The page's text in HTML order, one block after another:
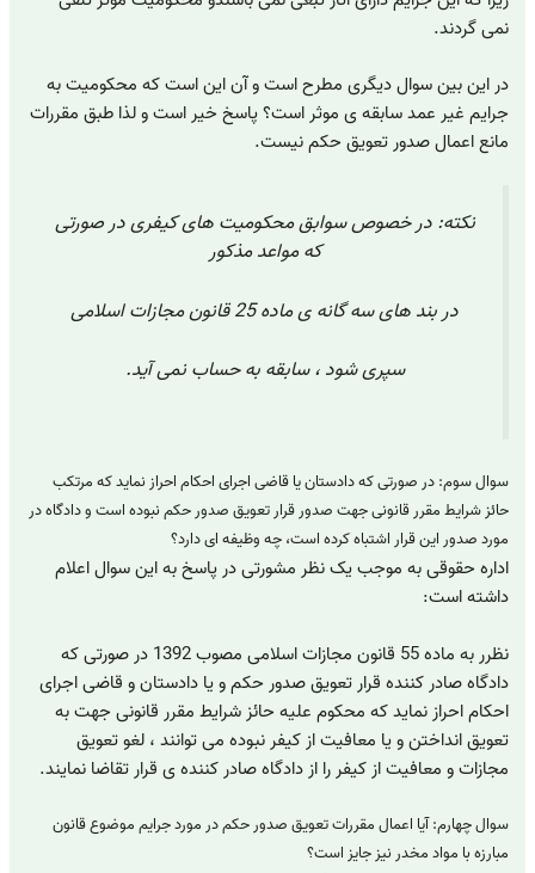
نمی گردند.
در این بین سوال دیگری مطرح است و آن این است که محکومیت به
جرایم غیر عمد سابقه ی موثر است؟ پاسخ خیر است و لذا طبق مقررات
مانع اعمال صدور تعویق حکم نیست.
نکته: در خصوص سوابق محکومیت های کیفری در صورتی
که مواعد مذکور
در بند های سه گانه ی ماده 25 قانون مجازات اسلامی
سپری شود ، سابقه به حساب نمی آید.
سوال سوم: در صورتی که دادستان یا قاضی اجرای احکام احراز نماید که مرتکب
حائز شرایط مقرر قانونی جهت صدور قرار تعویق صدور حکم نبوده است و دادگاه در
مورد صدور این قرار اشتباه کرده است، چه وظیفه ای دارد؟
اداره حقوقی به موجب یک نظر مشورتی در پاسخ به این سوال اعلام
داشته است:
نظرر به ماده 55 قانون مجازات اسلامی مصوب 1392 در صورتی که
دادگاه صادر کننده قرار تعویق صدور حکم و یا دادستان و قاضی اجرای
احکام احراز نماید که محکوم علیه حائز شرایط مقرر قانونی جهت به
تعویق انداختن و یا معافیت از کیفر نبوده می توانند ، لغو تعویق
مجازات و معافیت از کیفر را از دادگاه صادر کننده ی قرار تقاضا نمایند.
سوال چهارم: آیا اعمال مقررات تعویق صدور حکم در مورد جرایم موضوع قانون
مبارزه با مواد مخدر نیز جایز است؟